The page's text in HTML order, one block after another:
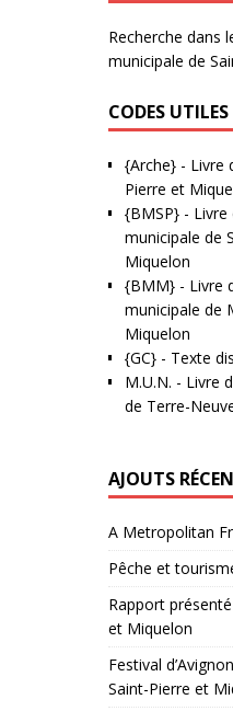
Recherche dans
municipale de
CODES UTILES
{Arche}- Livre
Pierre et
{BMSP}- Livre
municipale de
Miquelon
{BMM}- Livre
municipale de
Miquelon
{GC}- Texte
M.U.N. - Livre
de Terre-
AJOUTS
A Metropolitan
Pêche et
Rapport
et Miquelon
Festival
Saint-Pierre et